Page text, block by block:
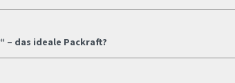
– das ideale Packraft?